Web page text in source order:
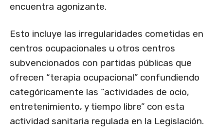
encuentra agonizante.
Esto incluye las irregularidades cometidas en
centros ocupacionales u otros centros
subvencionados con partidas públicas que
ofrecen “terapia ocupacional” confundiendo
categóricamente las “actividades de ocio,
entretenimiento, y tiempo libre” con esta
actividad sanitaria regulada en la Legislación.